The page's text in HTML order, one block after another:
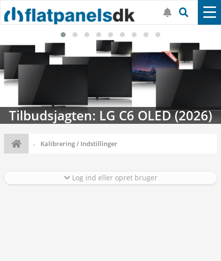
Streaming-kalenderen: Nyt i august
Kalibrering / Indstillinger
Log ind eller opret bruger